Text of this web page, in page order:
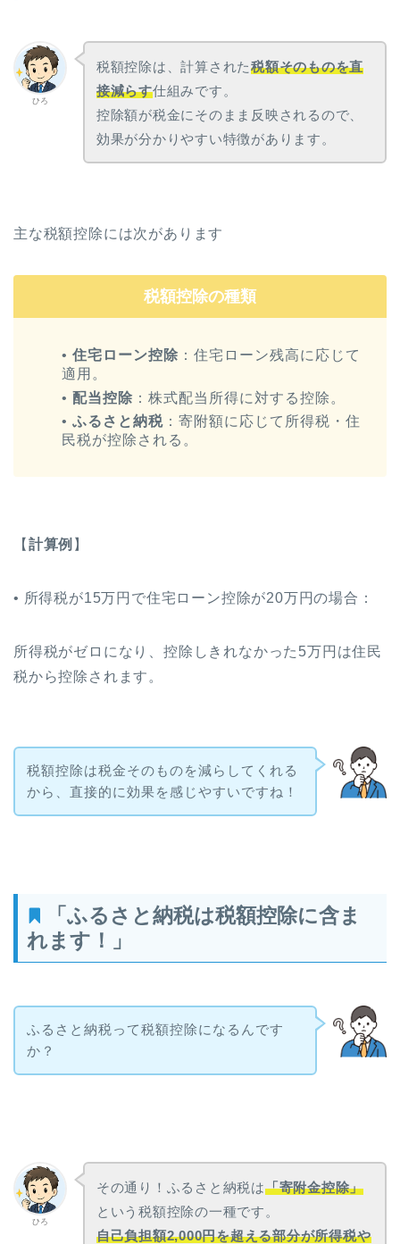
ひろ
税額控除は、計算された税額そのものを直
接減らす仕組みです。
控除額が税金にそのまま反映されるので、
効果が分かりやすい特徴があります。
主な税額控除には次があります
税額控除の種類
• 住宅ローン控除 ：住宅ローン残高に応じて
適用。
• 配当控除 ：株式配当所得に対する控除。
• ふるさと納税 ：寄附額に応じて所得税・住
民税が控除される。
【 計算例 】
• 所得税が15万円で住宅ローン控除が20万円の場合：
所得税がゼロになり、控除しきれなかった5万円は住民
税から控除されます。
税額控除は税金そのものを減らしてくれる
から、直接的に効果を感じやすいですね！
「ふるさと納税は税額控除に含ま
れます！」
ふるさと納税って税額控除になるんです
か？
ひろ
その通り！ふるさと納税は「寄附金控除」
という税額控除の一種です。
自己負担額2,000円を超える部分が所得税や